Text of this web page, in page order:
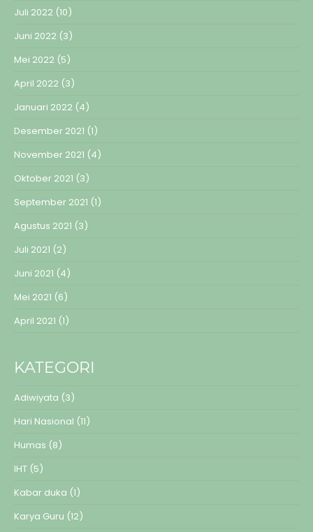
Juli 2022 (10)
Juni 2022 (3)
Mei 2022 (5)
April 2022 (3)
Januari 2022 (4)
Desember 2021 (1)
November 2021 (4)
Oktober 2021 (3)
September 2021 (1)
Agustus 2021 (3)
Juli 2021 (2)
Juni 2021 (4)
Mei 2021 (6)
April 2021 (1)
KATEGORI
Adiwiyata (3)
Hari Nasional (11)
Humas (8)
IHT (5)
Kabar duka (1)
Karya Guru (12)